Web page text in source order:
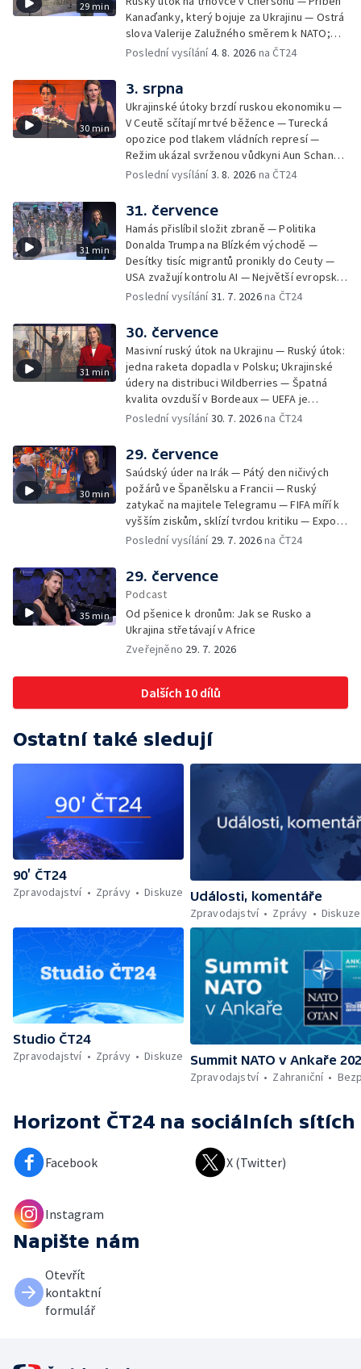
strany sousedních států i fakt, proč jsou
volání po uzavření Schengenu spíše
vzkazem domácím voličům než reálným
řešením. Moderuje Barbora Maxová
29 min
Kanaďanky, který bojuje za Ukrajinu — Ostrá
slova Valerije Zalužného směrem k NATO;
Situace v Chersonu — Pětadvacet
židle pod ředitelem FIFA — Itálie se chystá
na návrat jaderné energetiky
Poslední vysílání4. 8. 2026 na ČT24
30 min
3. srpna
Ukrajinské útoky brzdí ruskou ekonomiku —
V Ceutě sčítají mrtvé běžence — Turecká
opozice pod tlakem vládních represí —
Režim ukázal svrženou vůdkyni Aun Schan
Su Ťij — Evropu sužují požáry — Na Borneu
Poslední vysílání3. 8. 2026 na ČT24
31 min
31. července
Hamás přislíbil složit zbraně — Politika
Donalda Trumpa na Blízkém východě —
Desítky tisíc migrantů pronikly do Ceuty —
USA zvažují kontrolu AI — Největší evropské
toky vysychají
Poslední vysílání31. 7. 2026na ČT24
31 min
30. července
Masivní ruský útok na Ukrajinu — Ruský útok:
jedna raketa dopadla v Polsku; Ukrajinské
údery na distribuci Wildberries — Špatná
kvalita ovzduší v Bordeaux — UEFA je
připravená bojkotovat MS ve fotbale —
— Republikáni tvrdí, že Fauci pohrdá
Kongresem — Největší socha Panny Marie v
Evropě
Poslední vysílání30. 7. 2026na ČT24
30 min
29. července
Saúdský úder na Irák — Pátý den ničivých
požárů ve Španělsku a Francii — Ruský
zatykač na majitele Telegramu — FIFA míří k
vyšším ziskům, sklízí tvrdou kritiku — Export
ukrajinského obilí ohrožovaný Ruskem —
trochu jiná lanovka
Poslední vysílání 29. 7. 2026na ČT24
35 min
29. července
Podcast
Od pšenice k dronům: Jak se Rusko a
Ukrajina střetávají v Africe
Zveřejněno 29. 7. 2026
Dalších 10 dílů
Ostatní také sledují
90’ ČT24
Zpravodajství
Zprávy Diskuze
Události, komentáře
Zpravodajství
Zprávy Diskuze
Studio ČT24
Zpravodajství
Zprávy Diskuze
Summit NATO v Ankaře
Zpravodajství
Zahraniční
Horizont ČT24 na sociálních sítích
Facebook X (Twitter)
Instagram
Napište nám
Otevřít
kontaktní
formulář